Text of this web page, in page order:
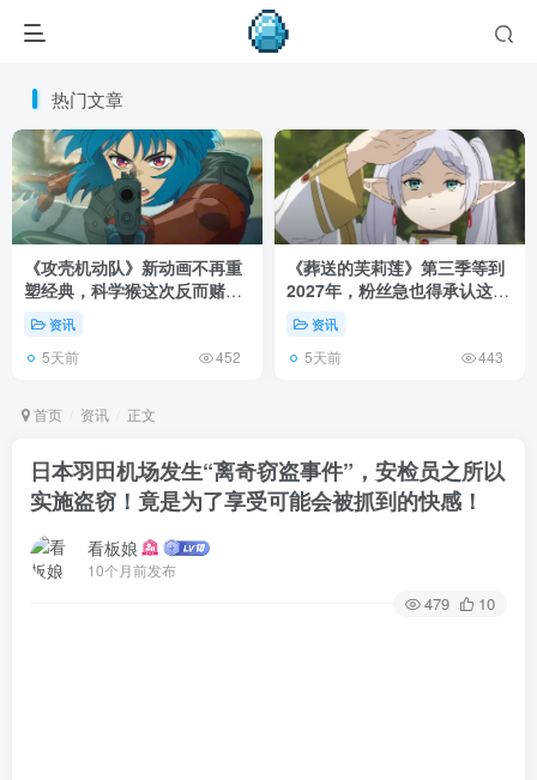
热门文章
《攻壳机动队》新动画不再重
塑经典，科学猴这次反而赌对
了！资讯
5天前 452
《葬送的芙莉莲》第三季等到
2027年，粉丝急也得承认这次
慢得有道理！
资讯
5天前 443
首页 资讯 正文
日本羽田机场发生“离奇窃盗事件”，安检员之所以
实施盗窃！竟是为了享受可能会被抓到的快感！
看板娘
10个月前发布
479 10